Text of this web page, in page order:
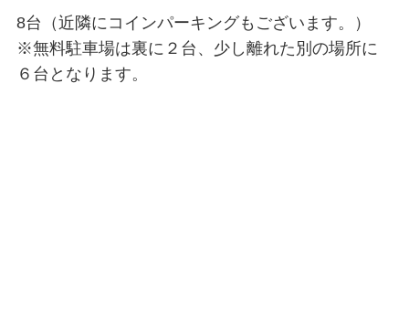
8台（近隣にコインパーキングもございます。）
※無料駐車場は裏に２台、少し離れた別の場所に
６台となります。